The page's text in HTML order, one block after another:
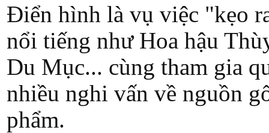
Điển hình là vụ việc "kẹo
nổi tiếng như Hoa hậu
Du Mục... cùng tham gia
nhiều nghi vấn về nguồn
phẩm.